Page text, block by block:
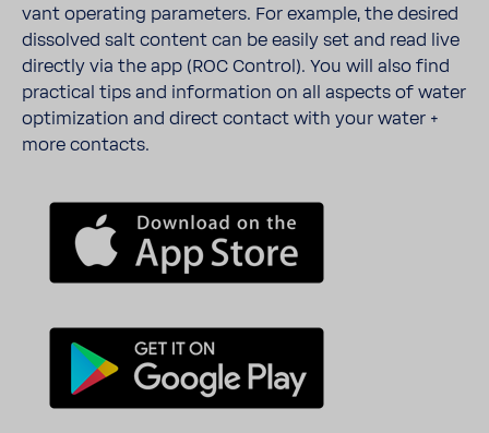
vant operating para­me­ters. For example, the desired
dissolved salt content can be easily set and read live
directly via the app (ROC Control). You will also find
prac­tical tips and infor­ma­tion on all aspects of water
opti­mi­za­tion and direct contact with your water +
more contacts.